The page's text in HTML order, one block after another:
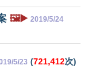
🖼️▶️ 2019/5/24
5/23 (721,412次)